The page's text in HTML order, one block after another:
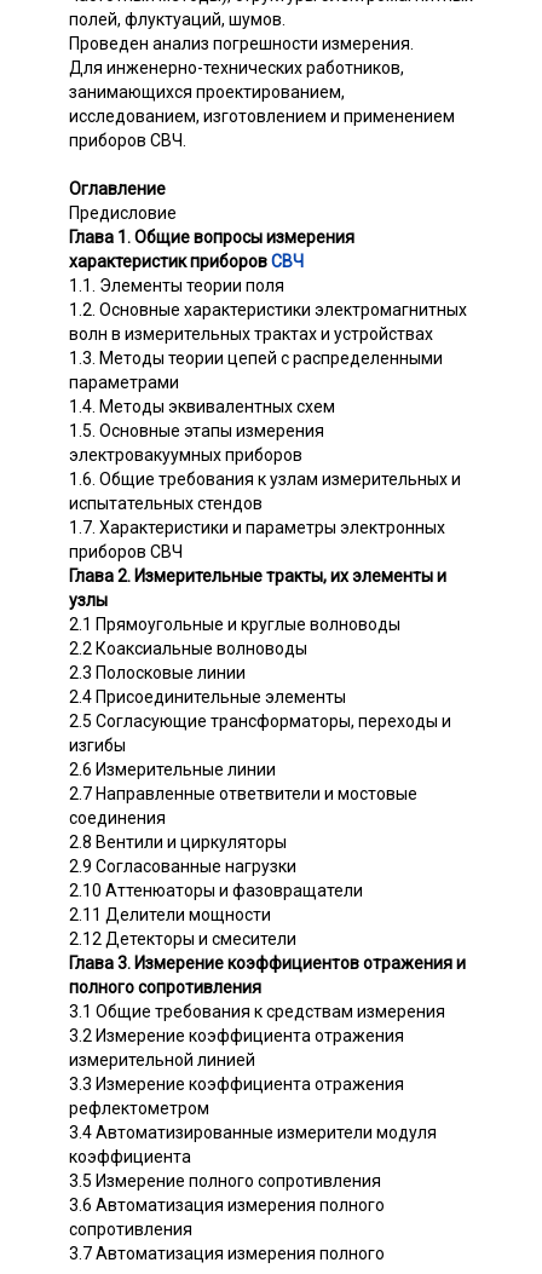
полей, флуктуаций, шумов.
Проведен анализ погрешности измерения.
Для инженерно-технических работников,
занимающихся проектированием,
исследованием, изготовлением и применением
приборов СВЧ.
Оглавление
Предисловие
Глава 1. Общие вопросы измерения
характеристик приборовСВЧ
1.1. Элементы теории поля
1.2. Основные характеристики электромагнитных
волн в измерительных трактах и устройствах
1.3. Методы теории цепей с распределенными
параметрами
1.4. Методы эквивалентных схем
1.5. Основные этапы измерения
электровакуумных приборов
1.6. Общие требования к узлам измерительных и
испытательных стендов
1.7. Характеристики и параметры электронных
приборов СВЧ
Глава 2. Измерительные тракты, их элементы и
узлы
2.1 Прямоугольные и круглые волноводы
2.2 Коаксиальные волноводы
2.3 Полосковые линии
2.4 Присоединительные элементы
2.5 Согласующие трансформаторы, переходы и
изгибы
2.6 Измерительные линии
2.7 Направленные ответвители и мостовые
соединения
2.8 Вентили и циркуляторы
2.9 Согласованные нагрузки
2.10 Аттенюаторы и фазовращатели
2.11 Делители мощности
2.12 Детекторы и смесители
Глава 3. Измерение коэффициентов отражения и
полного сопротивления
3.1 Общие требования к средствам измерения
3.2 Измерение коэффициента отражения
измерительной линией
3.3 Измерение коэффициента отражения
рефлектометром
3.4 Автоматизированные измерители модуля
коэффициента
3.5 Измерение полного сопротивления
3.6 Автоматизация измерения полного
сопротивления
3.7 Автоматизация измерения полного